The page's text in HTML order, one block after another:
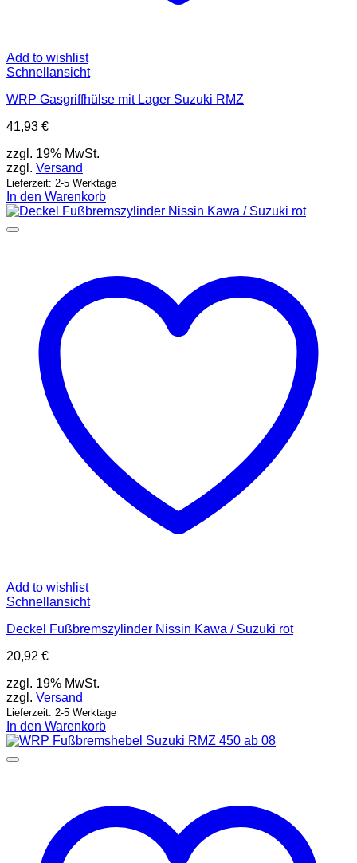
Add to wishlist
Schnellansicht
WRP Gasgriffhülse mit Lager Suzuki RMZ
41,93 €
zzgl. 19% MwSt.
zzgl. Versand
Lieferzeit: 2-5 Werktage
In den Warenkorb
Add to wishlist
Schnellansicht
Deckel Fußbremszylinder Nissin Kawa / Suzuki rot
20,92 €
zzgl. 19% MwSt.
zzgl. Versand
Lieferzeit: 2-5 Werktage
In den Warenkorb